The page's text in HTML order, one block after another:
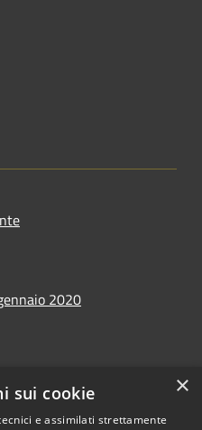
2020
×
sui cookie
e assimilati strettamente